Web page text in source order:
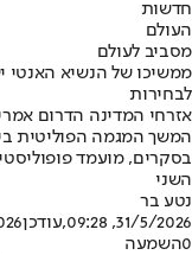
חדשות
העולם
מסביב לעולם
ממשיכו של הנשיא האנטי
לבחירות
אזרחי המדינה הדרום
המשך המגמה הפוליטית
בסקרים, מועמד
השני
נטע בר
31/5/2026, 09:28
,עודכן
0השמעה